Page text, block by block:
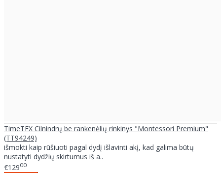
TimeTEX Cilnindrų be rankenėlių rinkinys "Montessori Premium"
(TT94249)
išmokti kaip rūšiuoti pagal dydį išlavinti akį, kad galima būtų
nustatyti dydžių skirtumus iš a..
€12900